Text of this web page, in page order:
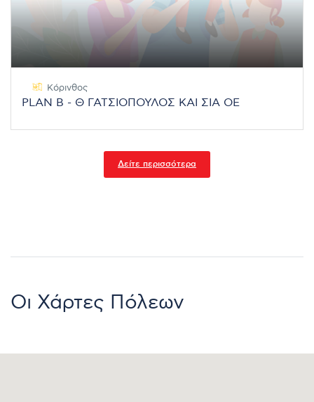
Κόρινθος
PLAN B - Θ ΓΑΤΣΙΟΠΟΥΛΟΣ ΚΑΙ ΣΙΑ ΟΕ
Δείτε περισσότερα
Οι Χάρτες Πόλεων